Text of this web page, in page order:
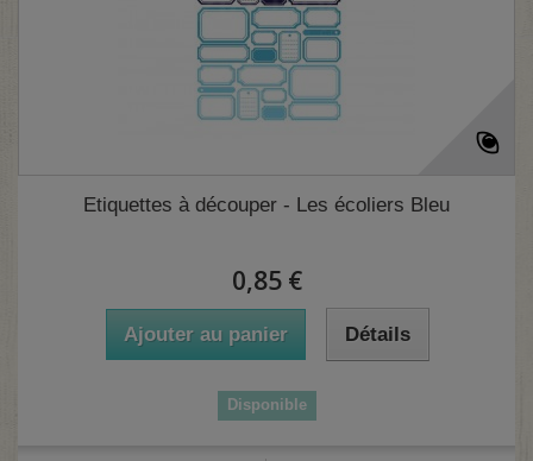
Etiquettes à découper - Les écoliers Bleu
0,85 €
Ajouter au panier Détails
Disponible